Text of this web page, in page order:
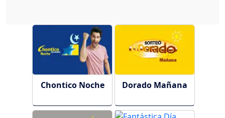
Chontico Noche Dorado Mañana